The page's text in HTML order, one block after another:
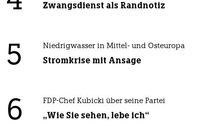
Zwangsdienst als Randnotiz
5 Niedrigwasser in Mittel- und Osteuropa
Stromkrise mit Ansage
6 FDP-Chef Kubicki über seine Partei
„Wie Sie sehen, lebe ich“